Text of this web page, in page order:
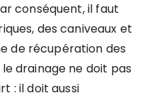
conséquent, il faut
des caniveaux et
de récupération des
drainage ne doit pas
: il doit aussi